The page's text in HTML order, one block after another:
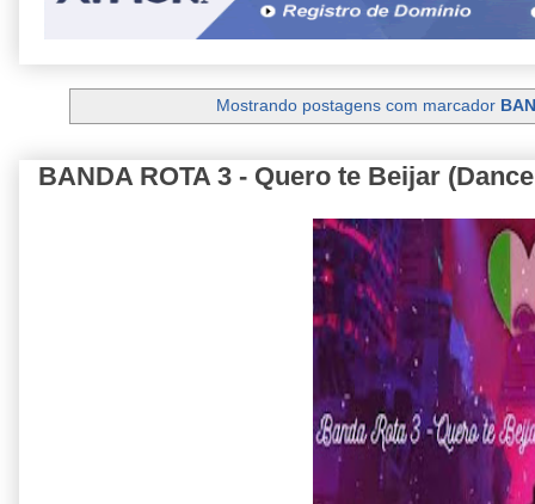
Mostrando postagens com marcador
BANDA ROTA 3 - Quero te Beijar